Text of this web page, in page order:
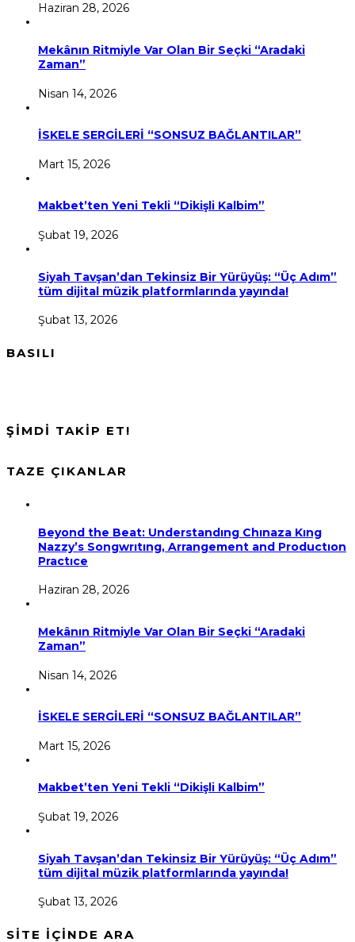
Haziran 28, 2026
Mekânın Ritmiyle Var Olan Bir Seçki “Aradaki
Zaman”
Nisan 14, 2026
İSKELE SERGİLERİ “SONSUZ BAĞLANTILAR”
Mart 15, 2026
Makbet’ten Yeni Tekli “Dikişli Kalbim”
Şubat 19, 2026
Siyah Tavşan’dan Tekinsiz Bir Yürüyüş: “Üç Adım”
tüm dijital müzik platformlarında yayında!
Şubat 13, 2026
BASILI
ŞİMDİ TAKİP ET!
TAZE ÇIKANLAR
Beyond the Beat: Understandıng Chınaza Kıng
Nazzy’s Songwrıtıng, Arrangement and Productıon
Practıce
Haziran 28, 2026
Mekânın Ritmiyle Var Olan Bir Seçki “Aradaki
Zaman”
Nisan 14, 2026
İSKELE SERGİLERİ “SONSUZ BAĞLANTILAR”
Mart 15, 2026
Makbet’ten Yeni Tekli “Dikişli Kalbim”
Şubat 19, 2026
Siyah Tavşan’dan Tekinsiz Bir Yürüyüş: “Üç Adım”
tüm dijital müzik platformlarında yayında!
Şubat 13, 2026
SİTE İÇİNDE ARA